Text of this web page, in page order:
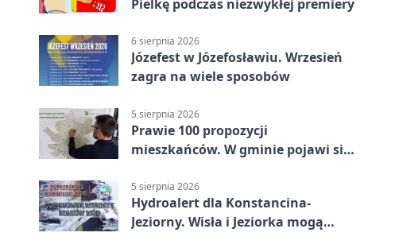
Pielkę podczas niezwykłej premiery
6 sierpnia 2026
Józefest w Józefosławiu. Wrzesień
zagra na wiele sposobów
5 sierpnia 2026
Prawie 100 propozycji
mieszkańców. W gminie pojawi się
5 sierpnia 2026
Hydroalert dla Konstancina-
Jeziorny. Wisła i Jeziorka mogą